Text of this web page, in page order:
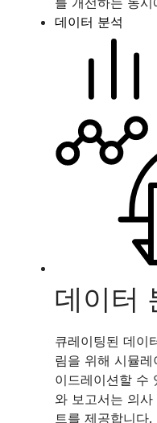
데이터 분석
데이터
큐레이팅된 데이
림을 위해 시뮬
이드레이션할 수
와 보고서는 의
트를 제공합니다